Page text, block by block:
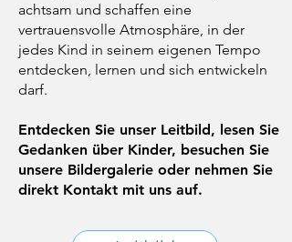
achtsam und schaffen eine
vertrauensvolle Atmosphäre, in der
jedes Kind in seinem eigenen Tempo
entdecken, lernen und sich entwickeln
darf.
Entdecken Sie unser Leitbild, lesen Sie
Gedanken über Kinder, besuchen Sie
unsere Bildergalerie oder nehmen Sie
direkt Kontakt mit uns auf.